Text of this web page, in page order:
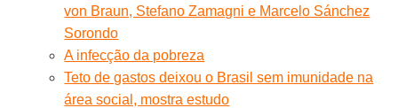
von Braun, Stefano Zamagni e Marcelo Sánchez
Sorondo
A infecção da pobreza
Teto de gastos deixou o Brasil sem imunidade na
área social, mostra estudo